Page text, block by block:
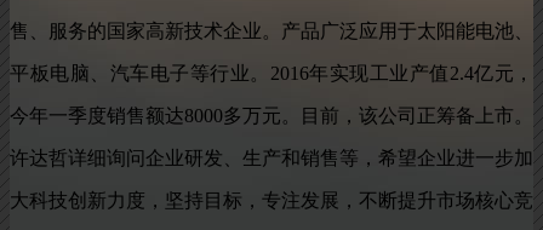
售、服务的国家高新技术企业。 产品广泛应用于太阳能电池、
平板电脑、汽车电子等行业。2016年实现工业产值2.4亿元 ，
今年一季度销售额达8000多万元。目前 ， 该公司正筹备上市。
许达哲详细询问企业研发、生产和销售等 ， 希望企业进一步加
大科技创新力度，坚持目标 ， 专注发展，不断提升市场核心竞